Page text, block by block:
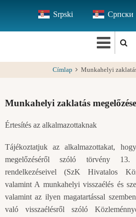
tartalomra
Srpski Српски
Címlap Munkahelyi
Munkahelyi zaklatás megelőzése
Értesítés az alkalmazottaknak
Tájékoztatjuk az alkalmazottakat,
megelőzéséről szóló törvény
rendelkezéseivel (SzK Hivatalos
valamint A munkahelyi visszaélés és
valamint az ilyen magatartással
való visszaélésről szóló